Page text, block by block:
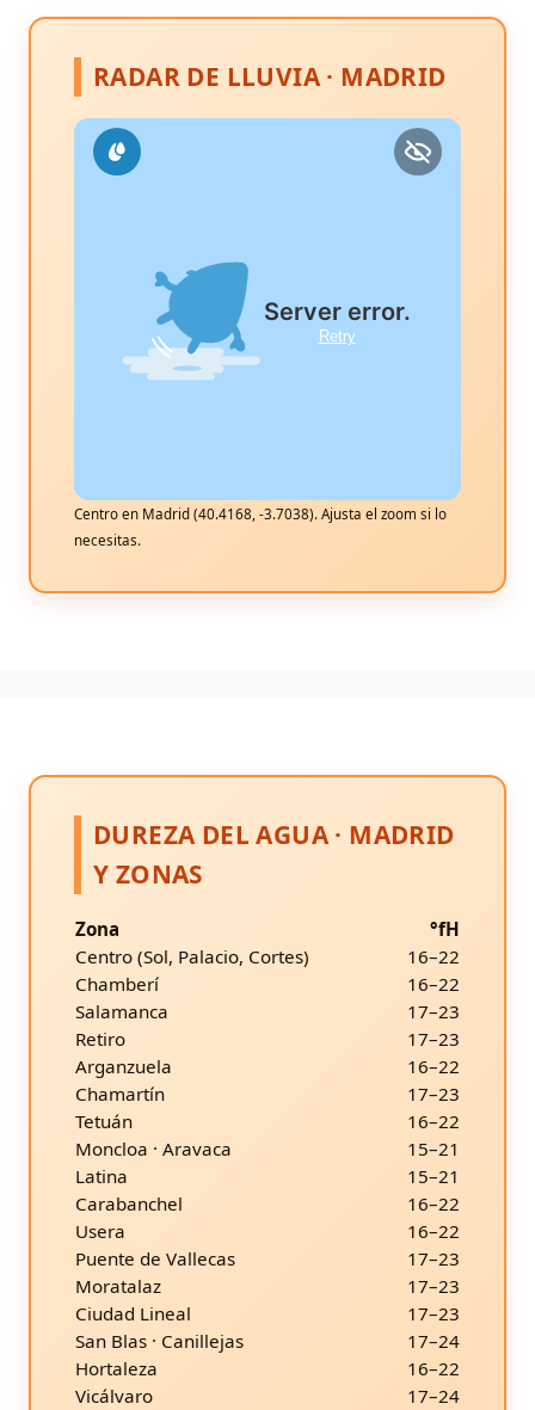
RADAR DE LLUVIA · MADRID
Centro en Madrid (40.4168, -3.7038). Ajusta el zoom si lo
necesitas.
DUREZA DEL AGUA · MADRID
Y ZONAS
Zona
°fH
Centro (Sol, Palacio, Cortes)
16–22
Chamberí
16–22
Salamanca
17–23
Retiro
17–23
Arganzuela
16–22
Chamartín
17–23
Tetuán
16–22
Moncloa · Aravaca
15–21
Latina
15–21
Carabanchel
16–22
Usera
16–22
Puente de Vallecas
17–23
Moratalaz
17–23
Ciudad Lineal
17–23
San Blas · Canillejas
17–24
Hortaleza
16–22
Vicálvaro
17–24